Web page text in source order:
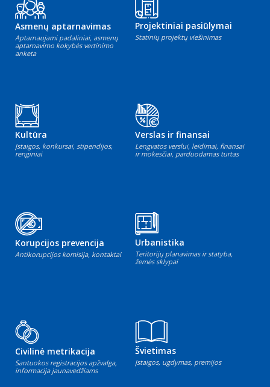
Asmenų aptarnavimas
Aptarnaujami padaliniai, asmenų
aptarnavimo kokybės vertinimo
anketa
Projektiniai pasiūlymai
Statinių projektų viešinimas
Kultūra
Įstaigos, konkursai, stipendijos,
renginiai
Verslas ir finansai
Lengvatos verslui, leidimai, finansai
ir mokesčiai, parduodamas turtas
Korupcijos prevencija
Antikorupcijos komisija, kontaktai
Urbanistika
Teritorijų planavimas ir statyba,
žemės sklypai
Civilinė metrikacija
Santuokos registracijos apžvalga,
informacija jaunavedžiams
Švietimas
Įstaigos, ugdymas, premijos